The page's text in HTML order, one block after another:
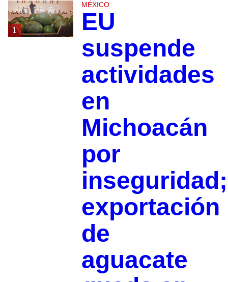
1
MÉXICO
EU
suspende
actividades
en
Michoacán
por
inseguridad;
exportación
de
aguacate